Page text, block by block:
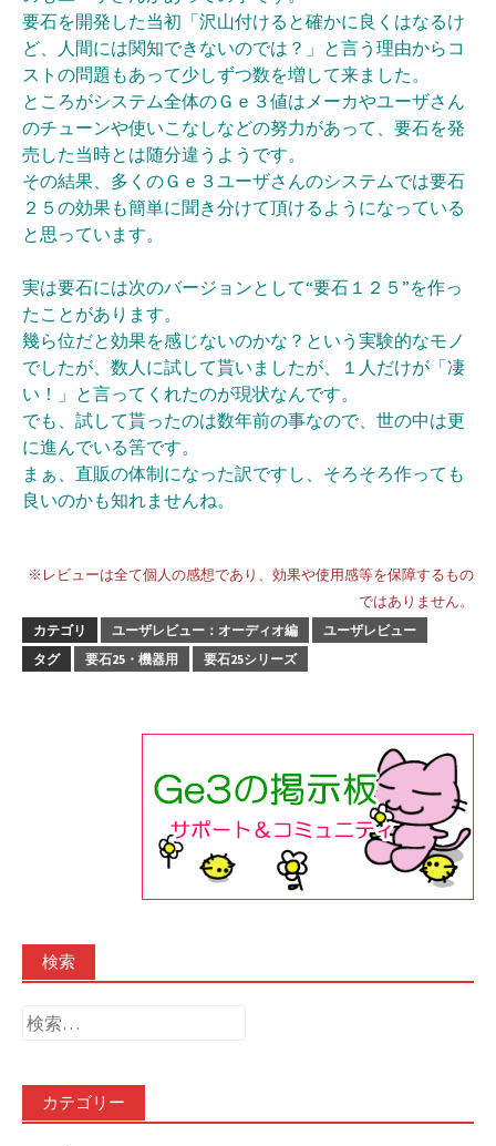
要石を開発した当初「沢山付けると確かに良くはなるけ
ど、人間には関知できないのでは？」と言う理由からコ
ストの問題もあって少しずつ数を増して来ました。
ところがシステム全体のＧｅ３値はメーカやユーザさん
のチューンや使いこなしなどの努力があって、要石を発
売した当時とは随分違うようです。
その結果、多くのＧｅ３ユーザさんのシステムでは要石
２５の効果も簡単に聞き分けて頂けるようになっている
と思っています。
実は要石には次のバージョンとして“要石１２５”を作っ
たことがあります。
幾ら位だと効果を感じないのかな？という実験的なモノ
でしたが、 数人に試して貰いましたが、１人だけが「凄
い！」と言ってくれたのが現状なんです。
でも、試して貰ったのは数年前の事なので、世の中は更
に進んでいる筈です。
まぁ、直販の体制になった訳ですし、そろそろ作っても
良いのかも知れませんね。
※レビューは全て個人の感想であり、効果や使用感等を保障するもの
ではありません。
カテゴリ ユーザレビュー：オーディオ編
ユーザレビュー
タグ
要石25・機器用 要石25シリーズ
検索
検
カテゴリー